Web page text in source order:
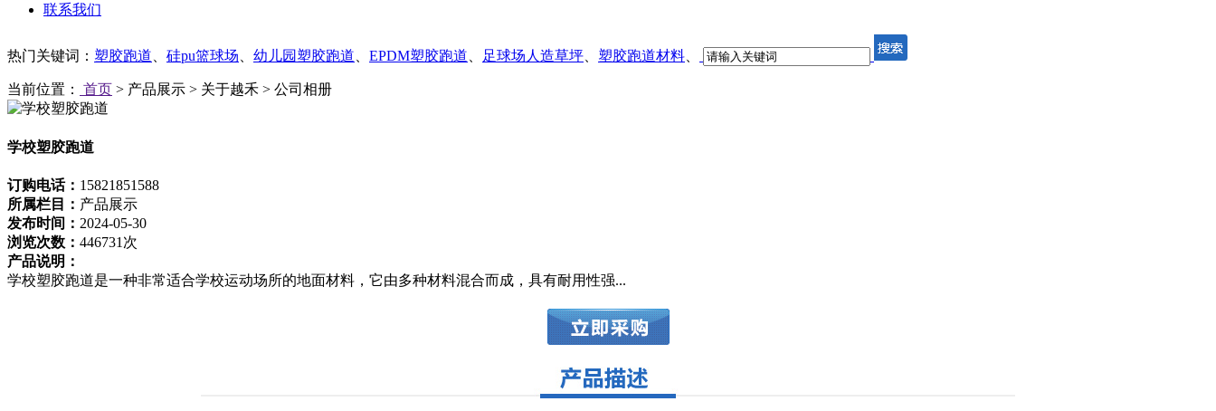
联系我们
热门关键词： 塑胶跑道 硅pu篮球场 幼儿园塑胶跑道 EPDM塑胶跑道 足球场人造草坪 塑胶跑道材料
当前位置： 首页 > 产品展示 > 关于越禾 > 公司相册
学校塑胶跑道
订购电话： 15821851588
所属栏目： 产品展示
发布时间： 2024-05-30
浏览次数： 446731次
产品说明：
学校塑胶跑道是一种非常适合学校运动场所的地面材料，它由多种材料混合而成，具有耐用性强...